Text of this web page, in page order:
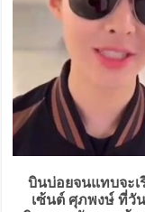
บินบ่อยจนแทบจะเ
เซ้นต์ ศุภพงษ์ ที่วั